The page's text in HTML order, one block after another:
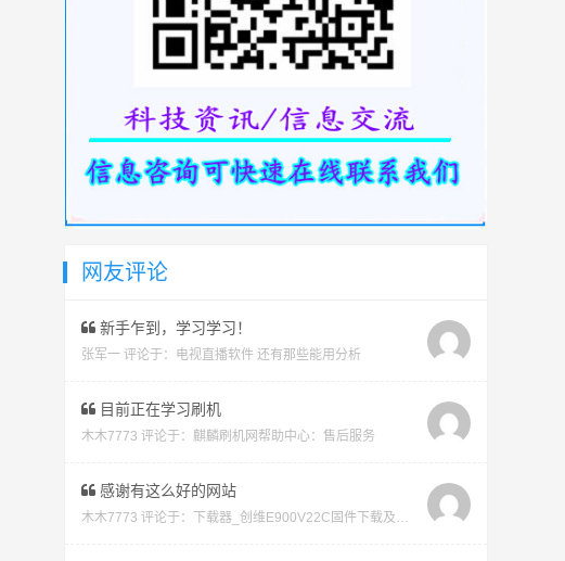
网友评论
新手乍到，学习学习！
张军一 评论于： 电视直播软件 还有那些能用分析
目前正在学习刷机
木木7773 评论于： 麒麟刷机网帮助中心：售后服务
感谢有这么好的网站
木木7773 评论于： 下载器_创维E900V22C固件下载及版本说明指引_看好在下载避免刷成砖